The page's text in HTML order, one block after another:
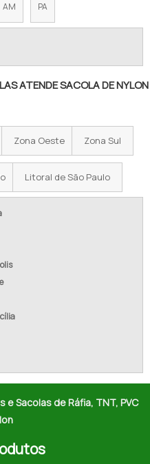
600
AM PA
ATENDE SACOLA DE NYLON
Zona Oeste Zona Sul
Litoral de São Paulo
e Sacolas de Ráfia, TNT, PVC